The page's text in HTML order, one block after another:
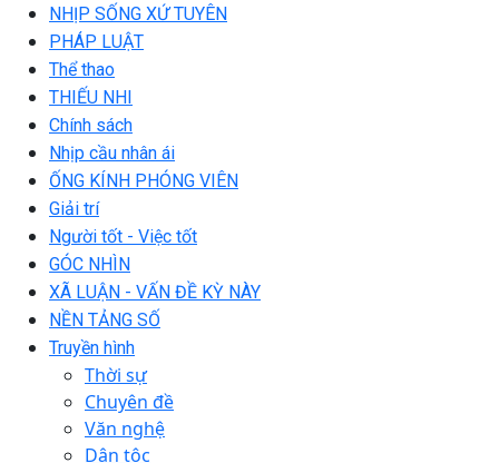
NHỊP SỐNG XỨ TUYÊN
PHÁP LUẬT
Thể thao
THIẾU NHI
Chính sách
Nhịp cầu nhân ái
ỐNG KÍNH PHÓNG VIÊN
Giải trí
Người tốt - Việc tốt
GÓC NHÌN
XÃ LUẬN - VẤN ĐỀ KỲ NÀY
NỀN TẢNG SỐ
Truyền hình
Thời sự
Chuyên đề
Văn nghệ
Dân tộc